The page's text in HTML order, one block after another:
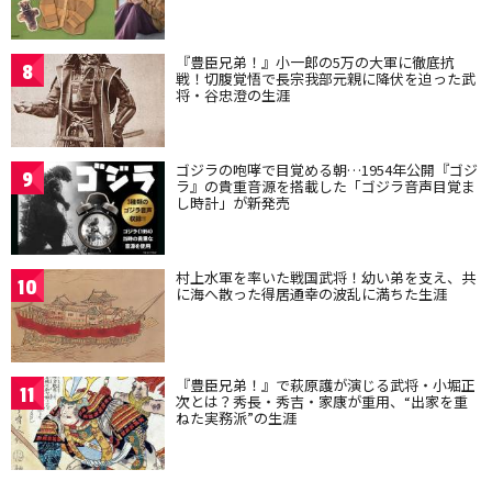
8 『豊臣兄弟！』小一郎の5万の大軍に徹底抗
戦！切腹覚悟で長宗我部元親に降伏を迫った武
将・谷忠澄の生涯
9 ゴジラの咆哮で目覚める朝…1954年公開『ゴジ
ラ』の貴重音源を搭載した「ゴジラ音声目覚ま
し時計」が新発売
10 村上水軍を率いた戦国武将！幼い弟を支え、共
に海へ散った得居通幸の波乱に満ちた生涯
11 『豊臣兄弟！』で萩原護が演じる武将・小堀正
次とは？秀長・秀吉・家康が重用、“出家を重
ねた実務派”の生涯